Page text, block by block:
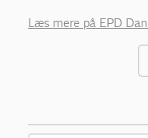
Læs mere på EPD